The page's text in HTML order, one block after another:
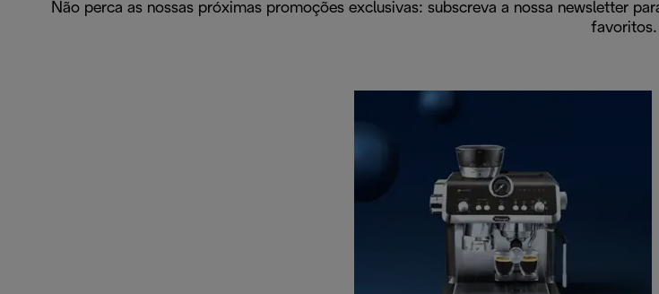
Não perca as nossas próximas promoções exclusivas: subscreva a nossa newsletter
favoritos.